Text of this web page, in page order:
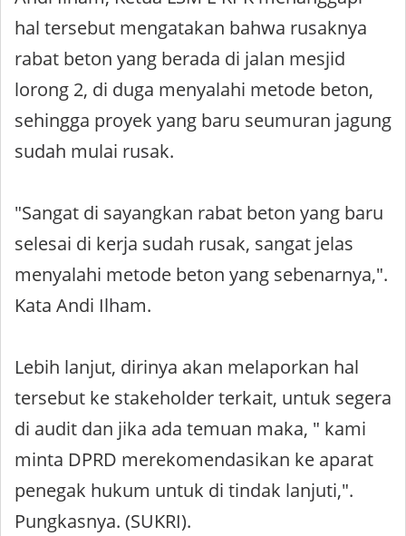
hal tersebut mengatakan bahwa rusaknya
rabat beton yang berada di jalan mesjid
lorong 2, di duga menyalahi metode beton,
sehingga proyek yang baru seumuran jagung
sudah mulai rusak.
"Sangat di sayangkan rabat beton yang baru
selesai di kerja sudah rusak, sangat jelas
menyalahi metode beton yang sebenarnya,".
Kata Andi Ilham.
Lebih lanjut, dirinya akan melaporkan hal
tersebut ke stakeholder terkait, untuk segera
di audit dan jika ada temuan maka, " kami
minta DPRD merekomendasikan ke aparat
penegak hukum untuk di tindak lanjuti,".
Pungkasnya. (SUKRI).